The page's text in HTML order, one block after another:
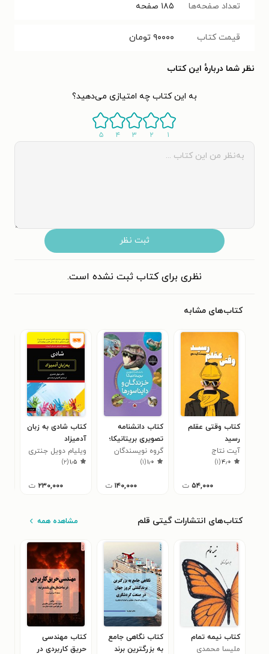
تعداد صفحه‌ها ۱۸۵ صفحه
قیمت کتاب ۹۰۰۰۰ تومان
نظر شما دربارهٔ این کتاب
به این کتاب چه امتیازی می‌دهید؟
۱ ۲ ۳ ۴ ۵
ثبت نظر
نظری برای کتاب ثبت نشده است.
کتاب‌های مشابه
کتاب وقتی عقلم
رسید
آیت نتاج
۴٫۰(۱)
۵۴,۰۰۰ ت
کتاب دانشنامه‌
تصویری بریتانیکا؛
خزندگان و
دایناسورها
گروه نویسندگان
۱٫۰(۱)
۱۴۰,۰۰۰ ت
کتاب شادی به زبان
آدمیزاد
ویلیام دویل جنتری
۱٫۵(۲)
۲۳۰,۰۰۰ ت
کتاب‌های انتشارات گیتی قلم مشاهده همه
کتاب نیمه تمام
ملیسا محمدی
کتاب نگاهی جامع
به بزرگترین برند
کتاب مهندسی
حریق کاربردی در